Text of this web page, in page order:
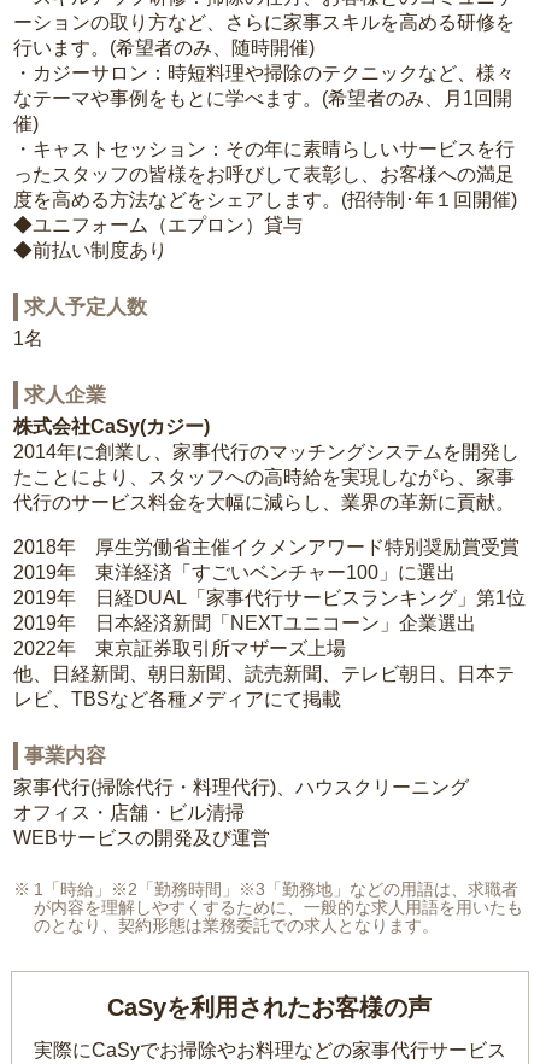
ーションの取り方など、さらに家事スキルを高める研修を
行います。(希望者のみ、随時開催)
・カジーサロン：時短料理や掃除のテクニックなど、様々
なテーマや事例をもとに学べます。(希望者のみ、月1回開
催)
・キャストセッション：その年に素晴らしいサービスを行
ったスタッフの皆様をお呼びして表彰し、お客様への満足
度を高める方法などをシェアします。(招待制･年１回開催)
◆ユニフォーム（エプロン）貸与
◆前払い制度あり
求人予定人数
1名
求人企業
株式会社CaSy(カジー)
2014年に創業し、家事代行のマッチングシステムを開発し
たことにより、スタッフへの高時給を実現しながら、家事
代行のサービス料金を大幅に減らし、業界の革新に貢献。
2018年 厚生労働省主催イクメンアワード特別奨励賞受賞
2019年 東洋経済「すごいベンチャー100」に選出
2019年 日経DUAL「家事代行サービスランキング」第1位
2019年 日本経済新聞「NEXTユニコーン」企業選出
2022年 東京証券取引所マザーズ上場
他、日経新聞、朝日新聞、読売新聞、テレビ朝日、日本テ
レビ、TBSなど各種メディアにて掲載
事業内容
家事代行(掃除代行・料理代行)、ハウスクリーニング
オフィス・店舗・ビル清掃
WEBサービスの開発及び運営
1「時給」※2「勤務時間」※3「勤務地」などの用語は、求職者
が内容を理解しやすくするために、一般的な求人用語を用いたも
のとなり、契約形態は業務委託での求人となります。
CaSyを利用されたお客様の声
実際にCaSyでお掃除やお料理などの家事代行サービス